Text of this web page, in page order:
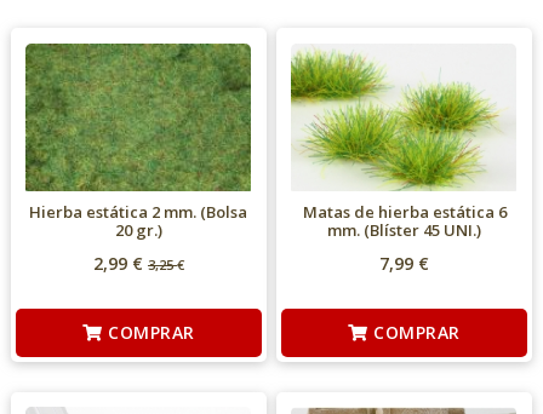
Hierba estática 2 mm. (Bolsa
20 gr.)
2,99 € 3,25€
COMPRAR
Matas de hierba estática 6
mm. (Blíster 45 UNI.)
7,99 €
COMPRAR